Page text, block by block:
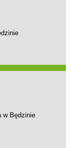
w Będzinie